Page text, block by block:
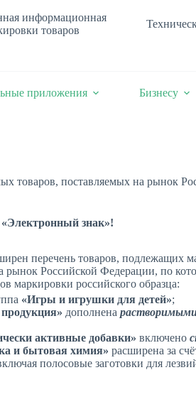
информационная
товаров
приложения Бизнесу
товаров, поставляемых на рынок
знак»!
перечень товаров, подлежащих
рынок Российской Федерации, по
маркировки российского образца:
«Игры и игрушки для детей»;
дополнена
активные добавки» включено
и бытовая химия» расширена за
полосовые заготовки для